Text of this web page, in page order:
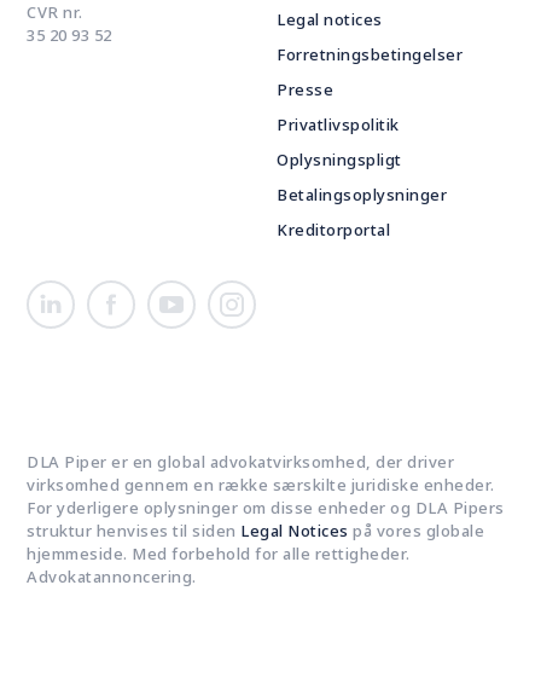
CVR nr.
35 20 93 52
Legal notices
Forretningsbetingelser
Presse
Privatlivspolitik
Oplysningspligt
Betalingsoplysninger
Kreditorportal
DLA Piper er en global advokatvirksomhed, der driver
virksomhed gennem en række særskilte juridiske enheder.
For yderligere oplysninger om disse enheder og DLA Pipers
struktur henvises til siden Legal Notices på vores globale
hjemmeside. Med forbehold for alle rettigheder.
Advokatannoncering.